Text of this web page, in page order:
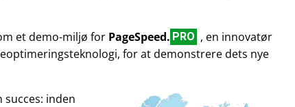
et demo-miljø for PageSpeed. PRO , en innovatør
for at demonstrere dets nye
inden